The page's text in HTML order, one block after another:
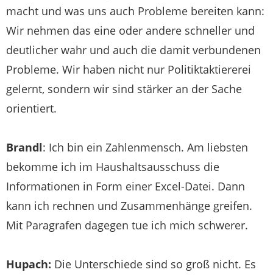
macht und was uns auch Probleme bereiten kann:
Wir nehmen das eine oder andere schneller und
deutlicher wahr und auch die damit verbundenen
Probleme. Wir haben nicht nur Politiktaktiererei
gelernt, sondern wir sind stärker an der Sache
orientiert.
Brandl: Ich bin ein Zahlenmensch. Am liebsten
bekomme ich im Haushaltsausschuss die
Informationen in Form einer Excel-Datei. Dann
kann ich rechnen und Zusammenhänge greifen.
Mit Paragrafen dagegen tue ich mich schwerer.
Hupach: Die Unterschiede sind so groß nicht. Es